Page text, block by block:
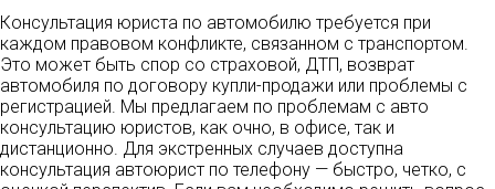
Консультация юриста по автомобилю требуется при
каждом правовом конфликте, связанном с транспортом.
Это может быть спор со страховой, ДТП, возврат
автомобиля по договору купли-продажи или проблемы с
регистрацией. Мы предлагаем по проблемам с авто
консультацию юристов, как очно, в офисе, так и
дистанционно. Для экстренных случаев доступна
консультация автоюрист по телефону — быстро, четко, с